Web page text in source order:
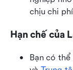
chịu chi
Hạn chế của
Bạn có